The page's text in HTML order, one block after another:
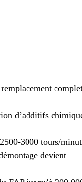
complet
d’additifs
3000 tours/
devient